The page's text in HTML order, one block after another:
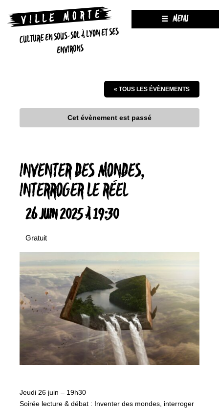
CULTURE EN SOUS-SOL À LYON ET SES
ENVIRONS
MENU
« TOUS LES ÉVÈNEMENTS
Cet évènement est passé
INVENTER DES MONDES,
INTERROGER LE RÉEL
26 JUIN 2025 À 19:30
Gratuit
Jeudi 26 juin – 19h30
Soirée lecture & débat : Inventer des mondes, interroger